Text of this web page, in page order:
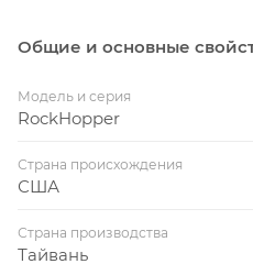
Общие и основные
Модель и серия
RockHopper
Страна происхождения
США
Страна производства
Тайвань